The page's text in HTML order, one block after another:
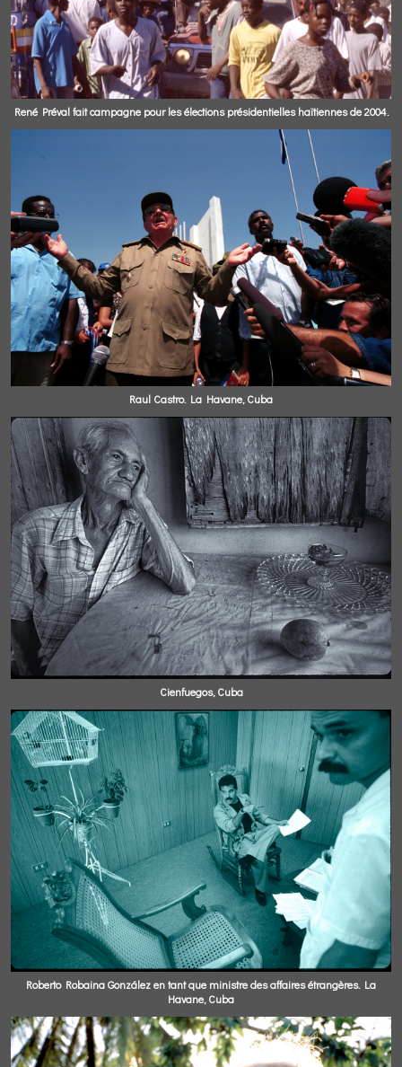
René Préval fait campagne pour les élections présidentielles haïtiennes de 2004.
Raul Castro. La Havane, Cuba
Cienfuegos, Cuba
Roberto Robaina González en tant que ministre des affaires étrangères. La
Havane, Cuba